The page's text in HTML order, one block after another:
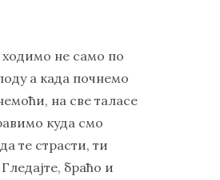
ходимо не само по
а када почнемо
на све таласе
куда смо
те страсти, ти
браћо и